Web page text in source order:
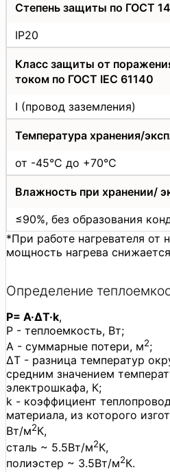
Степень защиты по ГОСТ
IP20
Класс защиты от
током по ГОСТ IEC 61140
I (провод заземления)
Температура хранения/
от -45°С до +70°С
Влажность при хранении/
≤90%, без образования
*При работе нагревателя от
мощность нагрева
Определение
P= A·ΔT·k,
P - теплоемкость, Вт;
A - суммарные потери, м2;
ΔT - разница температур
средним значением
электрошкафа, К;
k - коэффициент
материала, из которого
Вт/м2К,
сталь ~ 5.5Вт/м2К,
полиэстер ~ 3.5Вт/м2К.